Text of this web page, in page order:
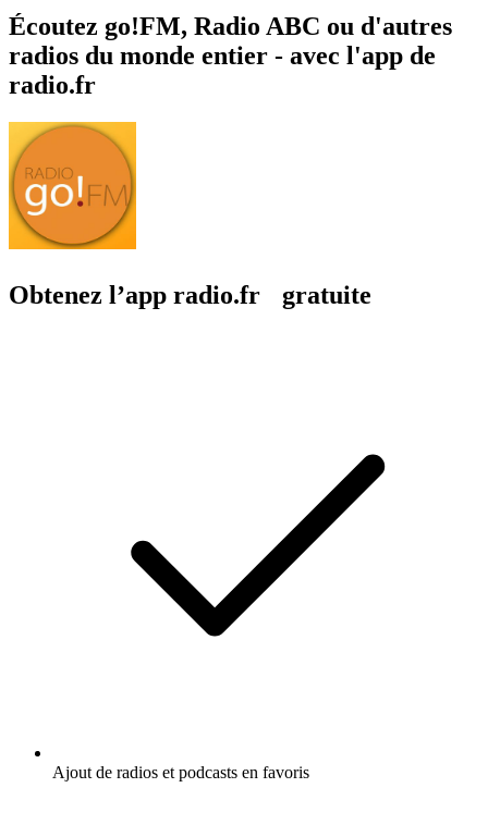
Écoutez go!FM, Radio ABC ou d'autres
radios du monde entier - avec l'app de
radio.fr
Obtenez l’app radio.fr gratuite
Ajout de radios et podcasts en favoris